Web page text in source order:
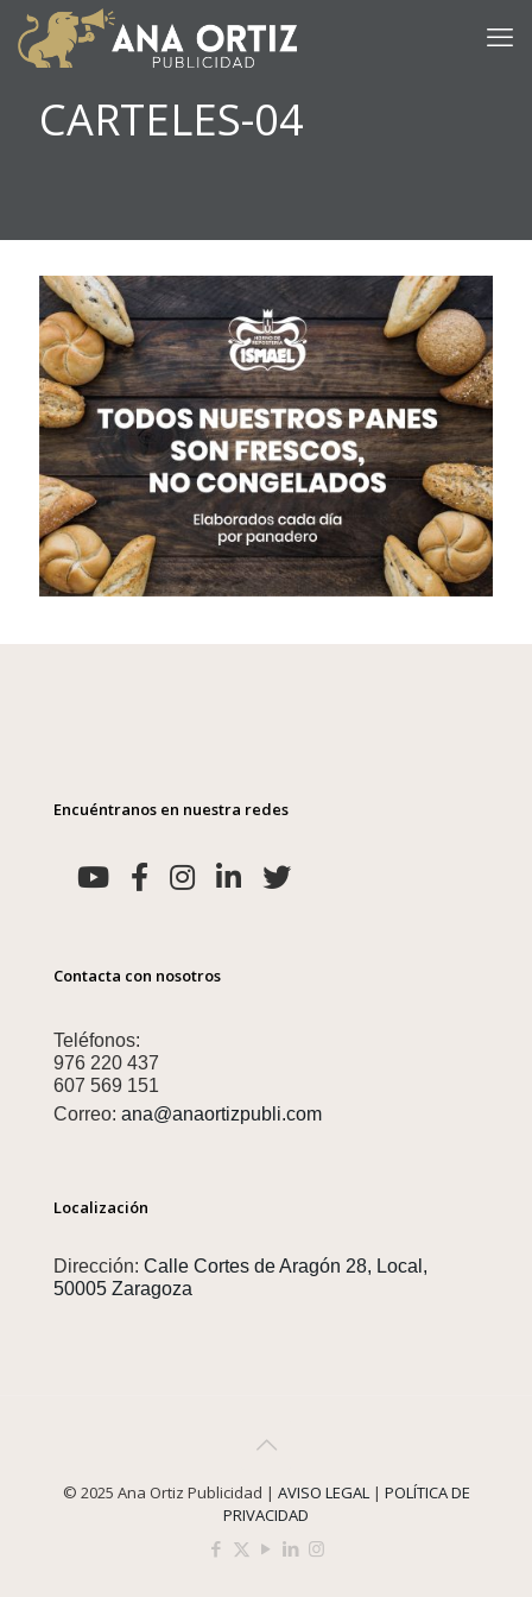
CARTELES-04
Encuéntranos en nuestra redes
Contacta con nosotros
Teléfonos:
976 220 437
607 569 151
Correo: ana@anaortizpubli.com
Localización
Dirección: Calle Cortes de Aragón 28, Local,
50005 Zaragoza
© 2025 Ana Ortiz Publicidad | AVISO LEGAL | POLÍTICA DE
PRIVACIDAD